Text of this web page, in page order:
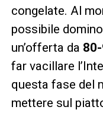
congelate. Al
possibile
un’offerta da
far vacillare
questa fase del
mettere sul